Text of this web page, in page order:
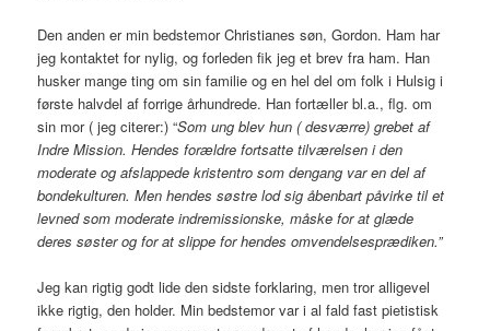
Den anden er min bedstemor Christianes søn, Gordon. Ham har
jeg kontaktet for nylig, og forleden fik jeg et brev fra ham. Han
husker mange ting om sin familie og en hel del om folk i Hulsig i
første halvdel af forrige århundrede. Han fortæller bl.a., flg. om
sin mor ( jeg citerer:) “Som ung blev hun ( desværre) grebet af
Indre Mission. Hendes forældre fortsatte tilværelsen i den
moderate og afslappede kristentro som dengang var en del af
bondekulturen. Men hendes søstre lod sig åbenbart påvirke til et
levned som moderate indremissionske, måske for at glæde
deres søster og for at slippe for hendes omvendelsesprædiken.”
Jeg kan rigtig godt lide den sidste forklaring, men tror alligevel
ikke rigtig, den holder. Min bedstemor var i al fald fast pietistisk